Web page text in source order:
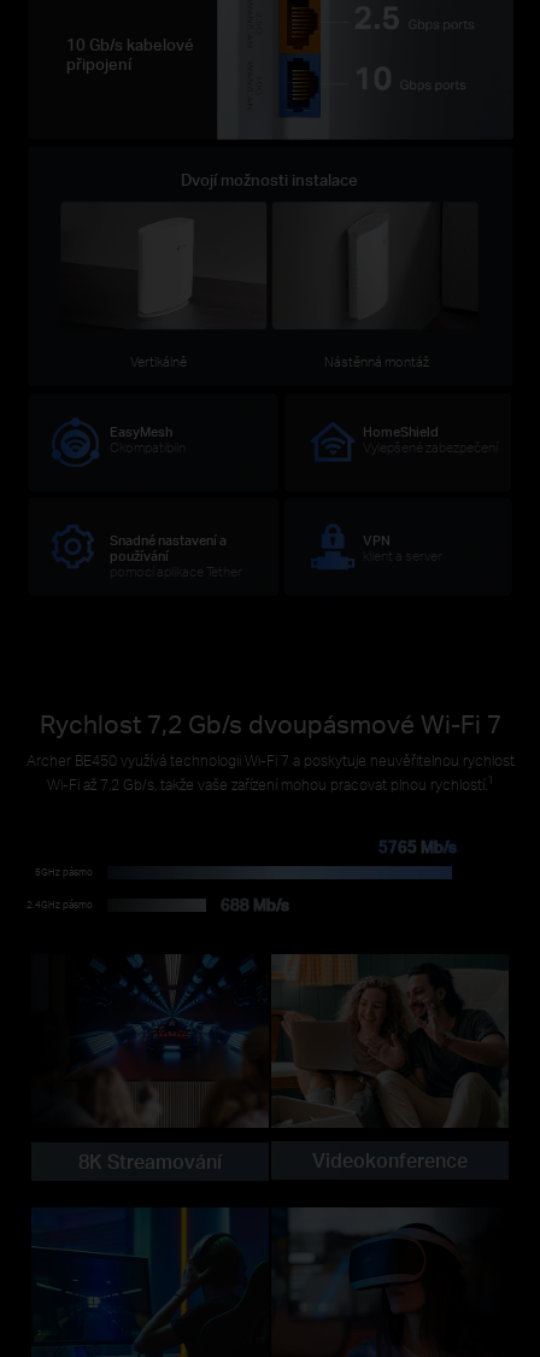
10 Gb/s kabelové
připojení
Dvojí možnosti instalace
EasyMesh
Ckompatibiln
HomeShield
Vylepšené zabezpečení
Snadné nastavení a
používání
pomocí aplikace Tether
VPN
klient a server
Vertikálně Nástěnná montáž
Rychlost 7,2 Gb/s dvoupásmové Wi-Fi 7
Archer BE450 využívá technologii Wi-Fi 7 a poskytuje neuvěřitelnou rychlost
Wi-Fi až 7,2 Gb/s, takže vaše zařízení mohou pracovat plnou rychlostí. 1
5GHz pásmo
5765 Mb/s
2.4GHz pásmo 688 Mb/s
8K Streamování Videokonference